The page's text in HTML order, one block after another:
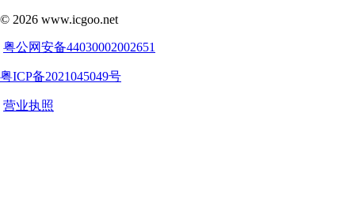
© 2026 www.icgoo.net
粤公网安备44030002002651
粤ICP备2021045049号
营业执照